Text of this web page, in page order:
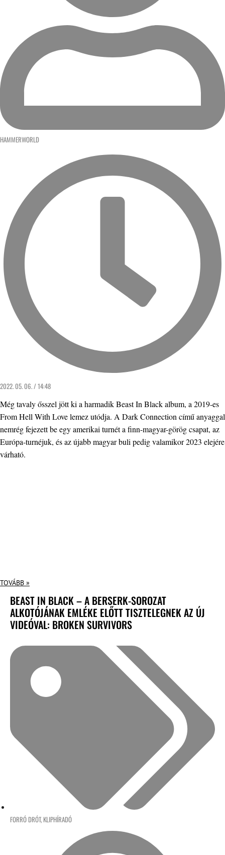
HAMMERWORLD
2022. 05. 06. / 14:48
Még tavaly ősszel jött ki a harmadik Beast In Black album, a 2019-es
From Hell With Love lemez utódja. A Dark Connection című anyaggal
nemrég fejezett be egy amerikai turnét a finn-magyar-görög csapat, az
Európa-turnéjuk, és az újabb magyar buli pedig valamikor 2023 elejére
várható.
TOVÁBB »
BEAST IN BLACK – A BERSERK-SOROZAT
ALKOTÓJÁNAK EMLÉKE ELŐTT TISZTELEGNEK AZ ÚJ
VIDEÓVAL: BROKEN SURVIVORS
FORRÓ DRÓT, KLIPHÍRADÓ